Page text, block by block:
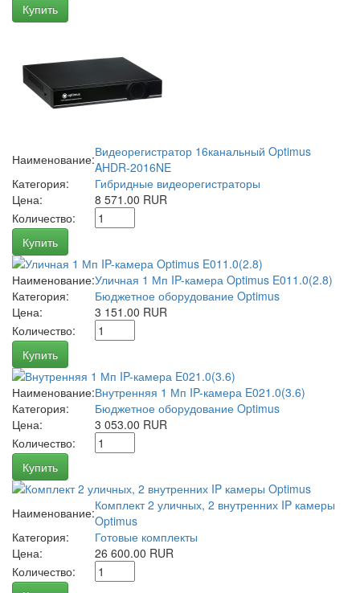
Купить
Наименование:Видеорегистратор 16канальный Optimus
AHDR-2016NE
Категория:
Гибридные видеорегистраторы
Цена:
8 571.00 RUR
Количество:
Купить
Наименование:Уличная 1 Мп IP-камера Optimus E011.0(2.8)
Категория:
Бюджетное оборудование Optimus
Цена:
3 151.00 RUR
Количество:
Купить
Наименование:Внутренняя 1 Мп IP-камера E021.0(3.6)
Категория:
Бюджетное оборудование Optimus
Цена:
3 053.00 RUR
Количество:
Купить
Наименование:Комплект 2 уличных, 2 внутренних IP камеры
Optimus
Категория:
Готовые комплекты
Цена:
26 600.00 RUR
Количество: